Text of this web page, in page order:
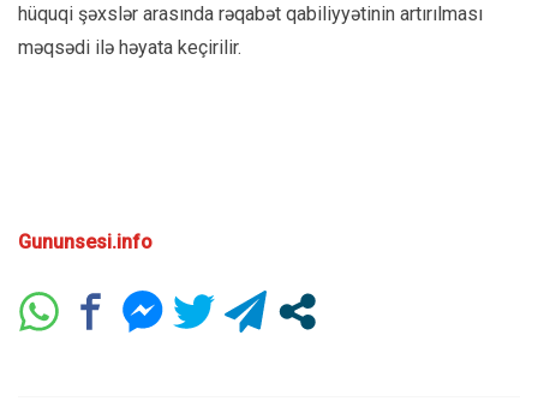
hüquqi şəxslər arasında rəqabət qabiliyyətinin artırılması
məqsədi ilə həyata keçirilir.
Gununsesi.info